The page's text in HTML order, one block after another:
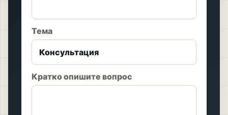
Тема
Кратко опишите вопрос